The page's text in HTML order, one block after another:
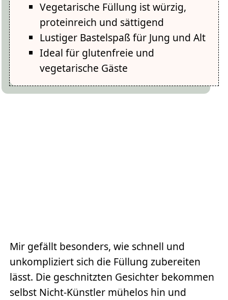
Vegetarische Füllung ist würzig,
proteinreich und sättigend
Lustiger Bastelspaß für Jung und Alt
Ideal für glutenfreie und
vegetarische Gäste
Mir gefällt besonders, wie schnell und
unkompliziert sich die Füllung zubereiten
lässt. Die geschnitzten Gesichter bekommen
selbst Nicht-Künstler mühelos hin und